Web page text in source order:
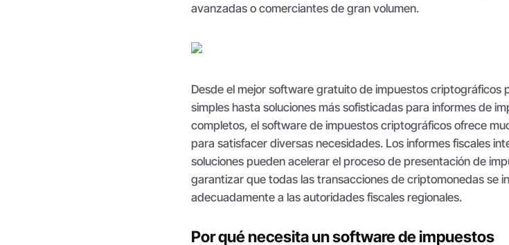
avanzadas o comerciantes de gran volumen.
Desde el mejor software gratuito de impuestos criptográficos
simples hasta soluciones más sofisticadas para informes de
completos, el software de impuestos criptográficos ofrece
para satisfacer diversas necesidades. Los informes fiscales
soluciones pueden acelerar el proceso de presentación de
garantizar que todas las transacciones de criptomonedas se
adecuadamente a las autoridades fiscales regionales.
Por qué necesita un software de impuestos